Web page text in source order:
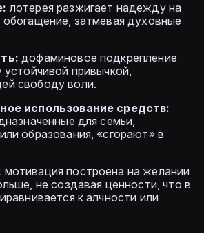
лотерея разжигает надежду на
обогащение, затмевая духовные
дофаминовое подкрепление
устойчивой привычкой,
свободу воли.
использование средств:
для семьи,
образования, «сгорают» в
мотивация построена на желании
не создавая ценности, что в
к алчности или